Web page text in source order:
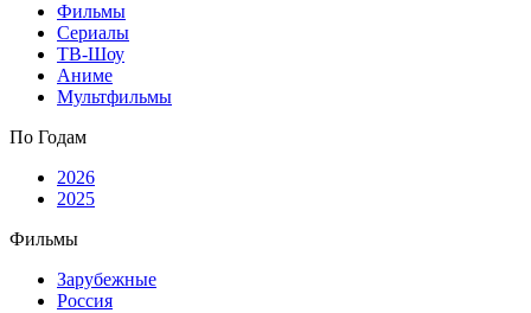
Фильмы
Сериалы
ТВ-Шоу
Аниме
Мультфильмы
По Годам
2026
2025
Фильмы
Зарубежные
Россия